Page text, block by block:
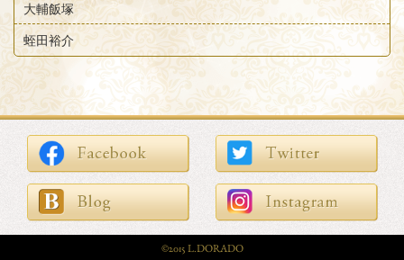
大輔飯塚
蛭田裕介
©2015 L.DORADO